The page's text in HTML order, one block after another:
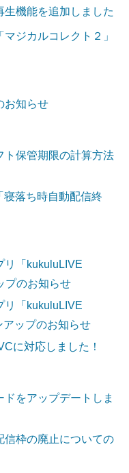
生機能を追加しました
マジカルコレクト２」
お知らせ
ト保管期限の計算方法
寝落ち時自動配信終
リ「kukuluLIVE
プのお知らせ
リ「kukuluLIVE
アップのお知らせ
に対応しました！
ドをアップデートしま
信枠の廃止についての